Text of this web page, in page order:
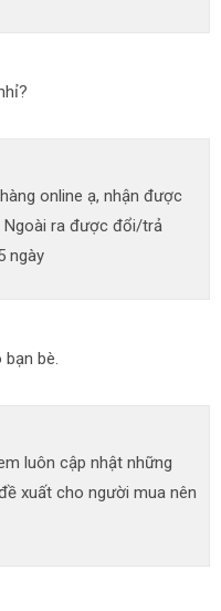
online ạ, nhận được
Ngoài ra được đổi/trả
ngày
bè.
luôn cập nhật những
xuất cho người mua nên